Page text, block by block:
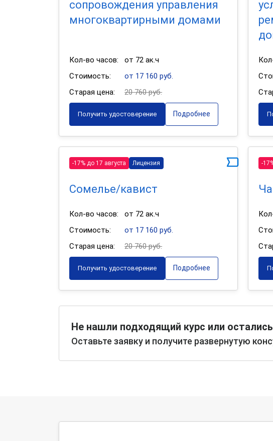
сопровождения управления
многоквартирными домами
Кол-во часов:
от 72 ак.ч
Стоимость:
от 17 160 руб.
Старая цена:
20 760 руб.
Получить удостоверение Подробнее
-17% до 17 августа Лицензия
Сомелье/кавист
Кол-во часов:
от 72 ак.ч
Стоимость:
от 17 160 руб.
Старая цена:
20 760 руб.
Получить удостоверение Подробнее
-
Не нашли подходящий курс или
Оставьте заявку и получите развернутую